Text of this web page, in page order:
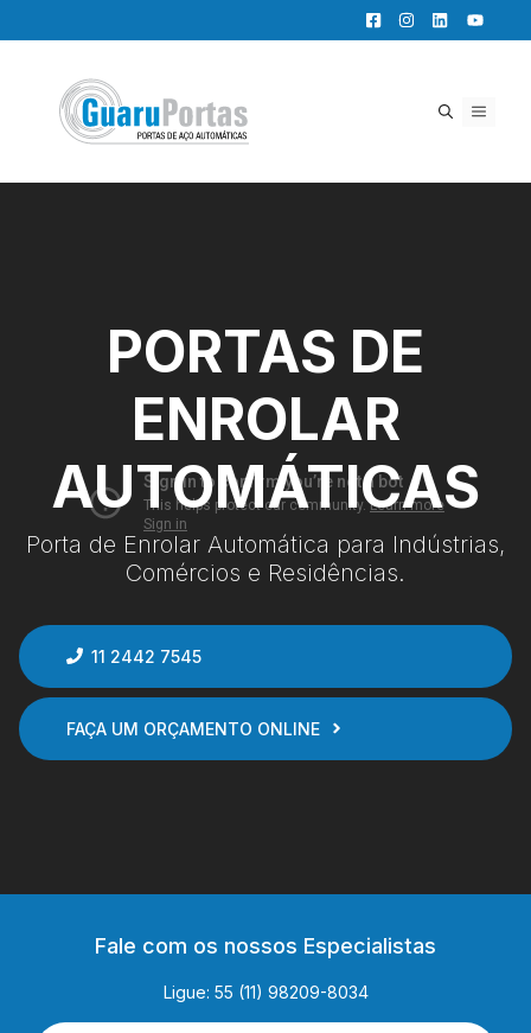
para
conteúdo
MENU
PORTAS DE
ENROLAR
AUTOMÁTICAS
Porta de Enrolar Automática para Indústrias,
Comércios e Residências.
11 2442 7545
FAÇA UM ORÇAMENTO ONLINE
Fale com os nossos Especialistas
Ligue: 55 (11) 98209-8034